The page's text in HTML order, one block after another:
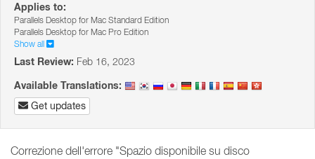
Applies to:
Parallels Desktop for Mac Standard Edition
Parallels Desktop for Mac Pro Edition
Show all
Last Review: Feb 16, 2023
Available Translations:
Get updates
Correzione dell'errore "Spazio disponibile su disco